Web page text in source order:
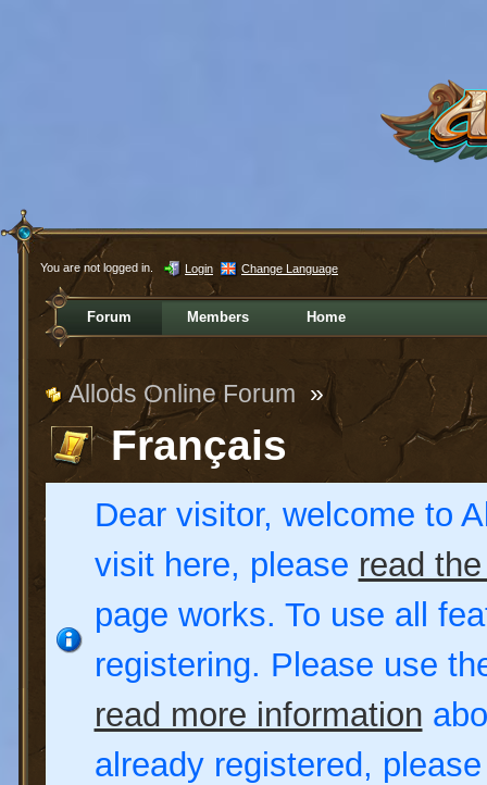
You are not logged in. Login Change Language
Forum Members Home
Allods Online Forum »
Français
Dear visitor, welcome to
visit here, please read
page works. To use all
registering. Please use
read more information
already registered,